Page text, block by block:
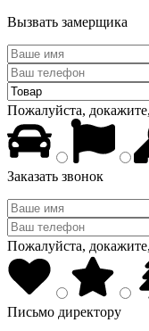
Вызвать замерщика
Пожалуйста,
Заказать звонок
Пожалуйста,
Письмо директору